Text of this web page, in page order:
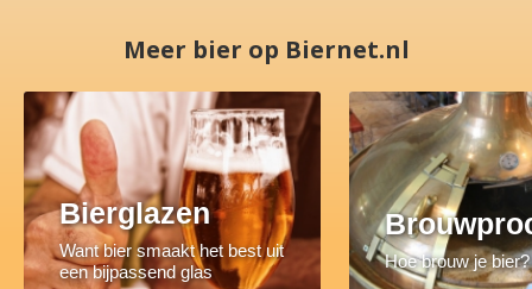
Meer bier op Biernet.nl
Bierglazen
Want bier smaakt het best uit
een bijpassend glas
Hoe brouw je bier?